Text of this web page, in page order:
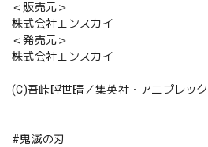
＜販売元＞
株式会社エンスカイ
＜発売元＞
株式会社エンスカイ
(C)吾峠呼世晴／集英社・アニプレッ
#鬼滅の刃